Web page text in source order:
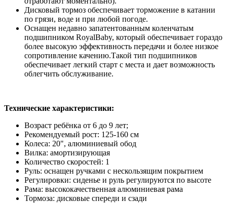
Дисковый тормоз обеспечивает торможение в катании
по грязи, воде и при любой погоде.
Оснащен недавно запатентованным коленчатым
подшипником RoyalBaby, который обеспечивает гораздо
более высокую эффективность передачи и более низкое
сопротивление качению.Такой тип подшипников
обеспечивает легкий старт с места и дает возможность
облегчить обслуживание.
Технические характеристики:
Возраст ребёнка от 6 до 9 лет;
Рекомендуемый рост: 125-160 см
Колеса: 20", алюминиевый обод
Вилка: амортизирующая
Количество скоростей: 1
Руль: оснащен ручками с нескользящим покрытием
Регулировки: сиденье и руль регулируются по высоте
Рама: высококачественная алюминиевая рама
Тормоза: дисковые спереди и сзади